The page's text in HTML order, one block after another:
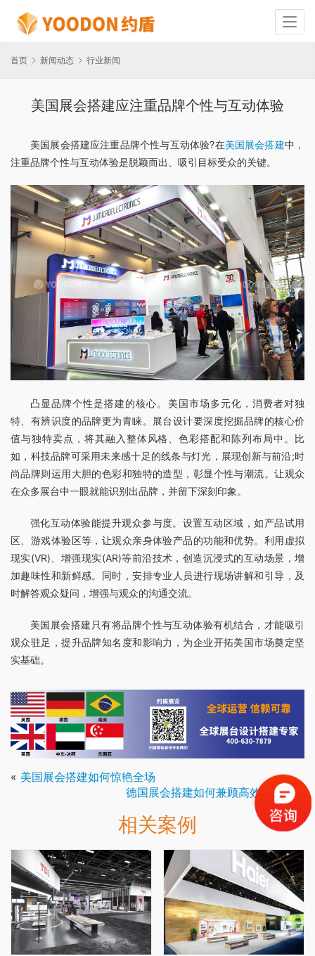
首页 新闻动态 行业新闻
美国展会搭建应注重品牌个性与互动体验
美国展会搭建应注重品牌个性与互动体验?在美国展会搭建中，
注重品牌个性与互动体验是脱颖而出、吸引目标受众的关键。
凸显品牌个性是搭建的核心。美国市场多元化，消费者对独
特、有辨识度的品牌更为青睐。展台设计要深度挖掘品牌的核心价
值与独特卖点，将其融入整体风格、色彩搭配和陈列布局中。比
如，科技品牌可采用未来感十足的线条与灯光，展现创新与前沿;时
尚品牌则运用大胆的色彩和独特的造型，彰显个性与潮流。让观众
在众多展台中一眼就能识别出品牌，并留下深刻印象。
强化互动体验能提升观众参与度。设置互动区域，如产品试用
区、游戏体验区等，让观众亲身体验产品的功能和优势。利用虚拟
现实(VR)、增强现实(AR)等前沿技术，创造沉浸式的互动场景，增
加趣味性和新鲜感。同时，安排专业人员进行现场讲解和引导，及
时解答观众疑问，增强与观众的沟通交流。
美国展会搭建只有将品牌个性与互动体验有机结合，才能吸引
观众驻足，提升品牌知名度和影响力，为企业开拓美国市场奠定坚
实基础。
« 美国展会搭建如何惊艳全场
德国展会搭建如何兼顾高效与品质»
相关案例